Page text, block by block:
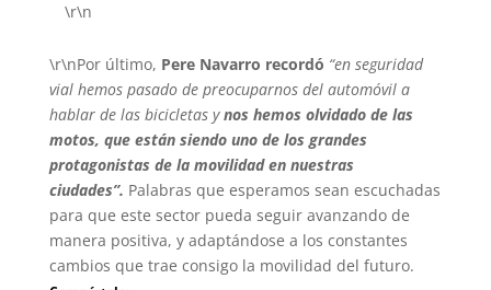
\r\n
\r\nPor último, Pere Navarro recordó “en seguridad
vial hemos pasado de preocuparnos del automóvil a
hablar de las bicicletas ynos hemos olvidado de las
motos, que están siendo uno de los grandes
protagonistas de la movilidad en nuestras
ciudades”. Palabras que esperamos sean escuchadas
para que este sector pueda seguir avanzando de
manera positiva, y adaptándose a los constantes
cambios que trae consigo la movilidad del futuro.